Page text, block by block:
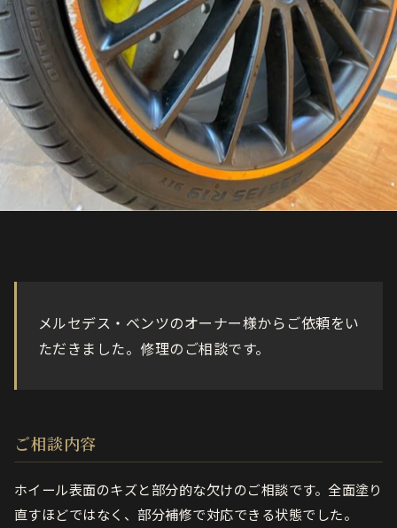
メルセデス・ベンツのオーナー様からご依頼をい
ただきました。修理のご相談です。
ご相談内容
ホイール表面のキズと部分的な欠けのご相談です。全面塗り
直すほどではなく、部分補修で対応できる状態でした。